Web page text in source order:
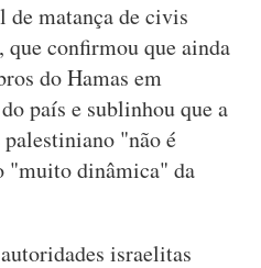
de matança de civis
que confirmou que ainda
do Hamas em
país e sublinhou que a
"não é
"muito dinâmica" da
israelitas